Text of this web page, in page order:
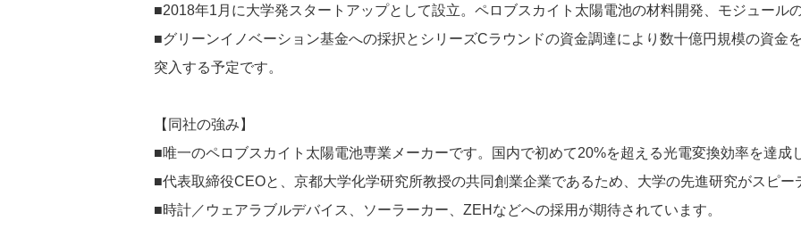
■2018年1月に大学発スタートアップとして設立。ペロブスカイト太陽電池の材料開発、モジュール
■グリーンイノベーション基金への採択とシリーズCラウンドの資金調達により数十億円規模の資金
突入する予定です。
【同社の強み】
■唯一のペロブスカイト太陽電池専業メーカーです。国内で初めて20%を超える光電変換効率を達成
■代表取締役CEOと、京都大学化学研究所教授の共同創業企業であるため、大学の先進研究がスピー
■時計／ウェアラブルデバイス、ソーラーカー、ZEHなどへの採用が期待されています。